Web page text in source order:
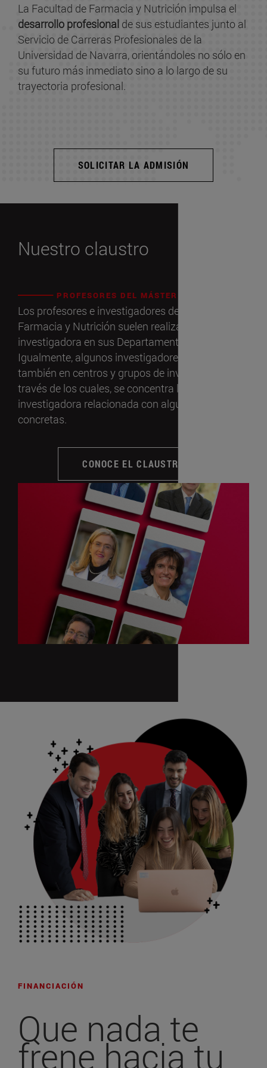
La Facultad de Farmacia y Nutrición impulsa el
desarrollo profesional de sus estudiantes junto al
Servicio de Carreras Profesionales de la
Universidad de Navarra, orientándoles no sólo en
su futuro más inmediato sino a lo largo de su
trayectoria profesional.
SOLICITAR LA ADMISIÓN
Nuestro claustro
PROFESORES DEL MÁSTER
Los profesores e investigadores de la Facultad de
Farmacia y Nutrición suelen realizar su labor
investigadora en sus Departamentos.
Igualmente, algunos investigadores trabajan
también en centros y grupos de investigación a
través de los cuales, se concentra la labor
investigadora relacionada con algunas áreas
concretas.
CONOCE EL CLAUSTRO
FINANCIACIÓN
Que nada te
frene haciatu